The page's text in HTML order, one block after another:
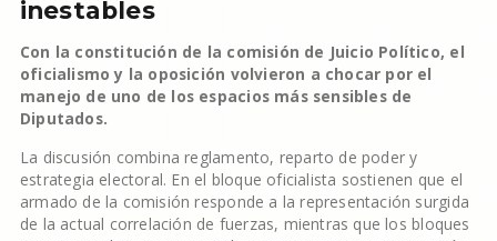
inestables
Con la constitución de la comisión de Juicio Político, el
oficialismo y la oposición volvieron a chocar por el
manejo de uno de los espacios más sensibles de
Diputados.
La discusión combina reglamento, reparto de poder y
estrategia electoral. En el bloque oficialista sostienen que el
armado de la comisión responde a la representación surgida
de la actual correlación de fuerzas, mientras que los bloques